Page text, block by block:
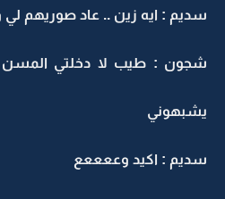
سديم : ايه زين .. عاد صوريهم
شجون : طيب لا دخلتي
يشبهوني
سديم : اكيد وععععع